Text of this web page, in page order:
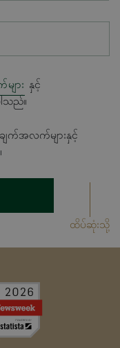
ား နှင့်
ည်။
က်အလက်များနှင့်
ထိပ်ဆုံးသို့